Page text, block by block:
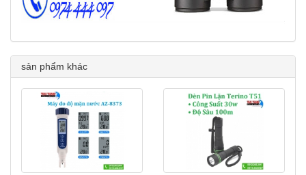
sản phẩm khác